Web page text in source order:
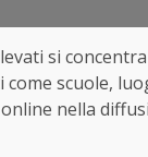
si
scuole,
nella